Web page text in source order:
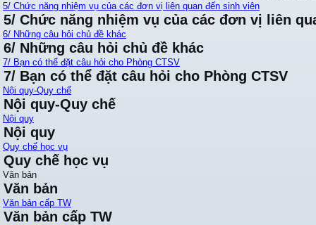
5/ Chức năng nhiệm vụ của các đơn vị liên quan đến sinh viên
5/ Chức năng nhiệm vụ của các đơn vị liên
6/ Những câu hỏi chủ đề khác
6/ Những câu hỏi chủ đề khác
7/ Bạn có thể đặt câu hỏi cho Phòng CTSV
7/ Bạn có thể đặt câu hỏi cho Phòng CTSV
Nội quy-Quy chế
Nội quy-Quy chế
Nội quy
Nội quy
Quy chế học vụ
Quy chế học vụ
Văn bản
Văn bản
Văn bản cấp TW
Văn bản cấp TW